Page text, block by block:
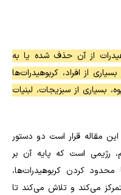
از آن حذف شده یا به
از افراد، کربوهیدرات‌ها
بسیاری از سبزیجات، لبنیات
مقاله قرار است دو دستور
رژیمی است که پایه آن بر
کردن کربوهیدرات‌ها،
می‌کند و تلاش می‌کند تا